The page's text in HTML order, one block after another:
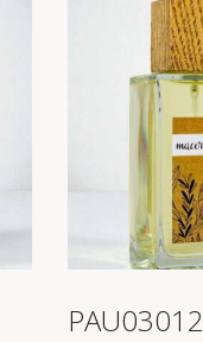
PAU03012